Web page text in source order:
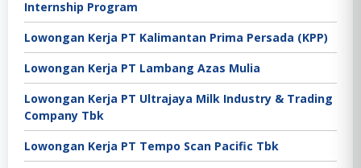
Internship Program
Lowongan Kerja PT Kalimantan Prima Persada (KPP)
Lowongan Kerja PT Lambang Azas Mulia
Lowongan Kerja PT Ultrajaya Milk Industry & Trading
Company Tbk
Lowongan Kerja PT Tempo Scan Pacific Tbk